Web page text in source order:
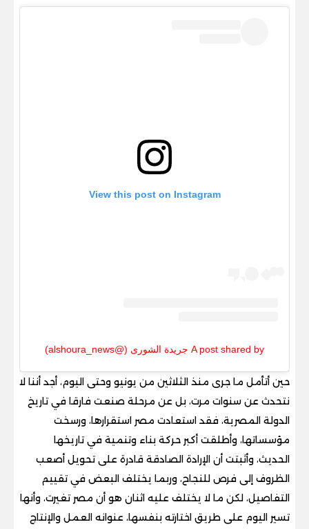
View this post on Instagram
A post shared by جريدة الشورى (@alshoura_news)
حين أتأمل ما جرى منذ الثلاثين من يونيو وحتى اليوم، أجد أننا لا
نتحدث عن سنوات مرت، بل عن مرحلة صنعت فارقا في تاريخ
الدولة المصرية، فقد استعادت مصر استقرارها، ورسخت
مؤسساتها، وأطلقت أكبر حركة بناء وتنمية في تاريخها
الحديث، وأثبتت أن الإرادة الصادقة قادرة على تحويل أصعب
الظروف إلى فرص للنجاح، وربما يختلف البعض في تقييم
التفاصيل، لكن ما لا يختلف عليه اثنان هو أن مصر تغيرت، وأنها
تسير اليوم على طريق اختارته بنفسها، عنوانه العمل والإنتاج